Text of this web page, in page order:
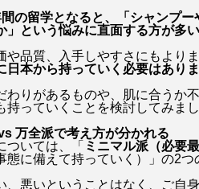
の留学となると、「シャンプ
」という悩みに直面する方が多い
や品質、入手しやすさにもよりま
日本から持っていく必要はありま
わりがあるものや、肌に合うか
持っていくことを検討してみまし
万全派で考え方が分かれる
ついては、「 ミニマル派（必要
態に備えて持っていく）
」の2つ
、悪いということはなく、ご自